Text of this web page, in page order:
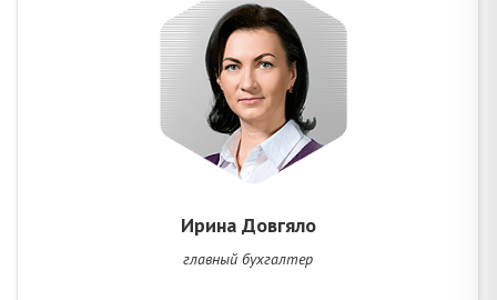
Ирина Довгяло
главный бухгалтер